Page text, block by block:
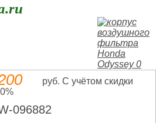
руб. С учётом скидки
096882